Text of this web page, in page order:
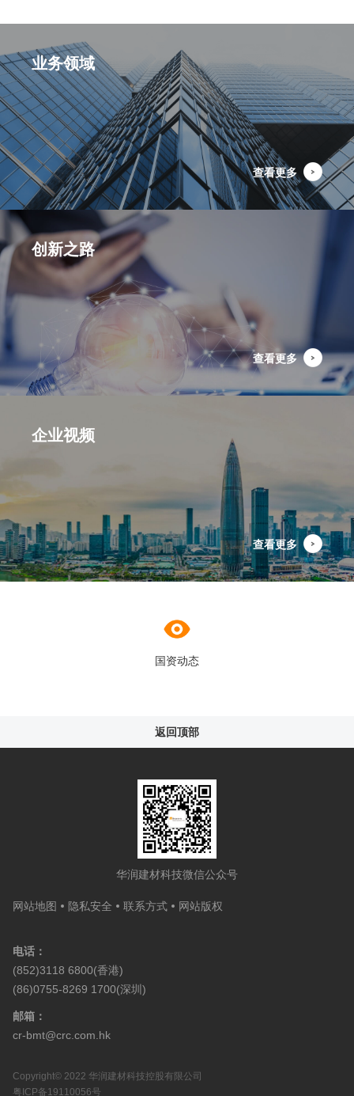
业务领域
查看更多
创新之路
查看更多
企业视频
查看更多
国资动态
返回顶部
华润建材科技微信公众号
网站地图 隐私安全 联系方式 网站版权
电话：
(852)3118 6800(香港)
(86)0755-8269 1700(深圳)
邮箱：
cr-bmt@crc.com.hk
Copyright© 2022 华润建材科技控股有限公司
粤ICP备19110056号